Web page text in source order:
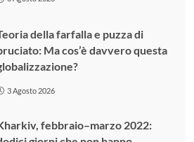
della farfalla e puzza di
Ma cos’è davvero questa
3 Agosto 2026
febbraio–marzo 2022: